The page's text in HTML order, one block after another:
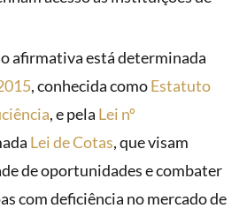
afirmativa está determinada
, conhecida comoEstatuto
, e pela Lei nº
Lei de Cotas, que visam
de oportunidades e combater
com deficiência no mercado de